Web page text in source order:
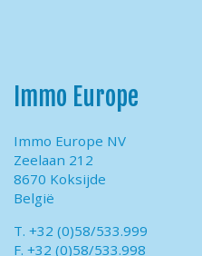
Immo Europe
Immo Europe NV
Zeelaan 212
8670 Koksijde
België
T. +32 (0)58/533.999
F. +32 (0)58/533.998